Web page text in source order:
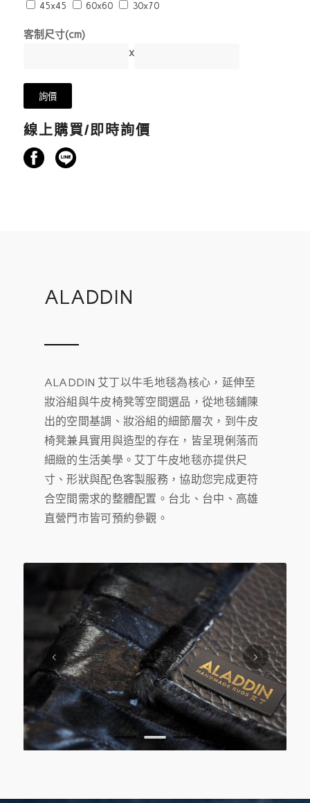
45x45 60x60 30x70
客制尺寸(cm)
x
線上購買/即時詢價
ALADDIN
ALADDIN 艾丁以牛毛地毯為核心，延伸至
妝浴組與牛皮椅凳等空間選品，從地毯鋪陳
出的空間基調、妝浴組的細節層次，到牛皮
椅凳兼具實用與造型的存在，皆呈現俐落而
細緻的生活美學。艾丁牛皮地毯亦提供尺
寸、形狀與配色客製服務，協助您完成更符
合空間需求的整體配置。台北、台中、高雄
直營門市皆可預約參觀。
下一頁
1 2